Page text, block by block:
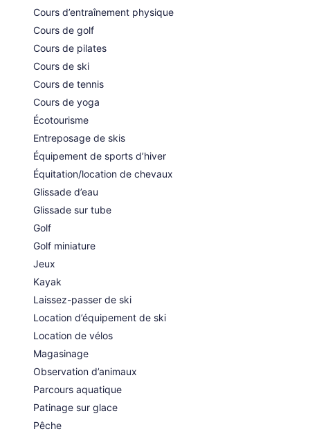
proposés incluent des massages en profondeur, des
massages aux pierres chaudes, des massages suédois et
des soins du visage. Une variété de soins thérapeutiques
sont proposés, notamment : aromathérapie et réflexologie.
bain de vapeur. Le spa est ouvert tous les jours. Le spa est
interdit aux enfants de moins de 18 ans qui ne sont pas
accompagnés d"un adulte. Il y a des sources
chaudes/minérales sur place.
Cours d’entraînement physique
Cours de golf
Cours de pilates
Cours de ski
Cours de tennis
Cours de yoga
Écotourisme
Entreposage de skis
Équipement de sports d’hiver
Équitation/location de chevaux
Glissade d’eau
Glissade sur tube
Golf
Golf miniature
Jeux
Kayak
Laissez-passer de ski
Location d’équipement de ski
Location de vélos
Magasinage
Observation d’animaux
Parcours aquatique
Patinage sur glace
Pêche